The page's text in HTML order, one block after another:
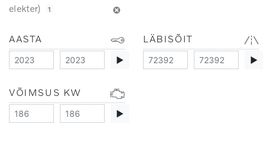
elekter)
1
AASTA
▶
LÄBISÕIT
▶
VÕIMSUS KW
▶